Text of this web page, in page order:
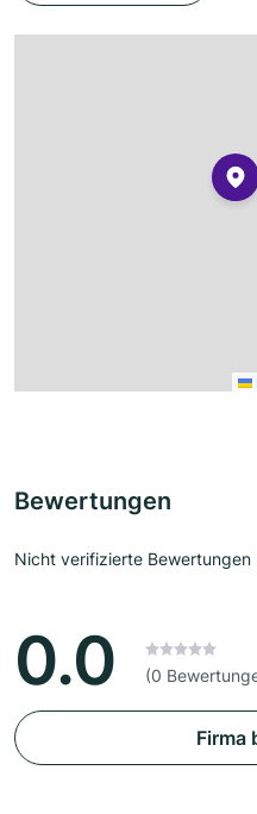
Bewertungen
Nicht verifizierte Bewertungen
0.0 (0
Firma